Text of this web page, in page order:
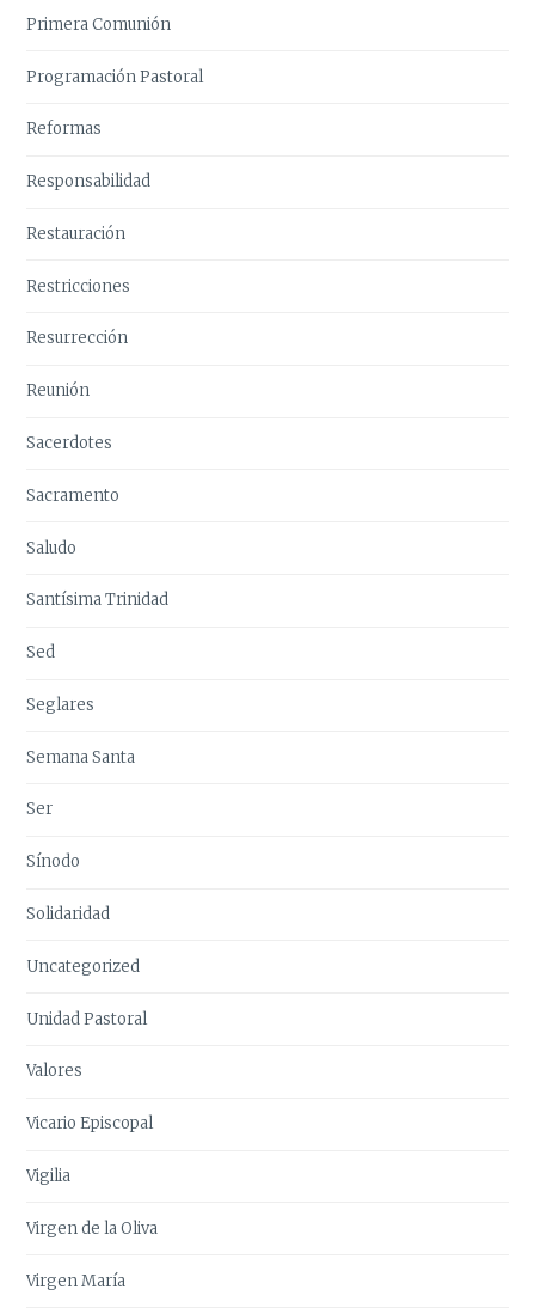
Primera Comunión
Programación Pastoral
Reformas
Responsabilidad
Restauración
Restricciones
Resurrección
Reunión
Sacerdotes
Sacramento
Saludo
Santísima Trinidad
Sed
Seglares
Semana Santa
Ser
Sínodo
Solidaridad
Uncategorized
Unidad Pastoral
Valores
Vicario Episcopal
Vigilia
Virgen de la Oliva
Virgen María